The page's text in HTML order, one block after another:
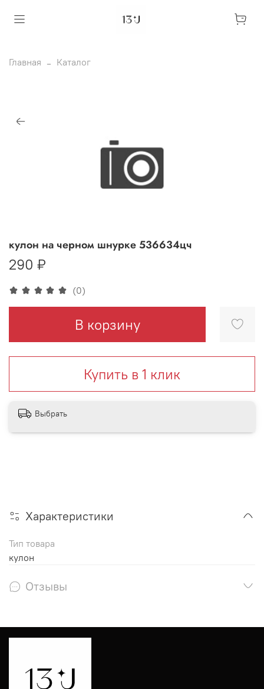
Главная Каталог
(0)
кулон на черном шнурке 536634цч
290 ₽
В корзину
Купить в 1 клик
Выбрать
Характеристики
Тип товара
кулон
Отзывы